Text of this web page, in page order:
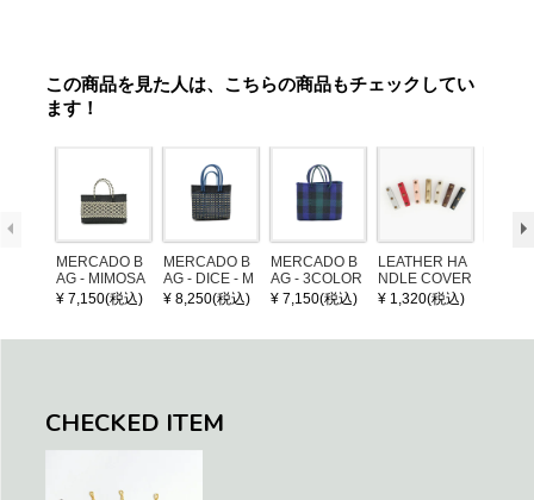
この商品を見た人は、こちらの商品もチェックしてい
ます！
MERCADO B
AG - MIMOSA
- Black / Crea
m (SHORT X
¥ 7,150(税込)
MERCADO B
AG - DICE - M
OSAIC - Black
/ Cream / Meta
¥ 8,250(税込)
MERCADO B
AG - 3COLOR
S CHECK - Bl
ack / Dark Gre
¥ 7,150(税込)
LEATHER HA
NDLE COVER
¥ 1,320(税込)
CHECKED ITEM